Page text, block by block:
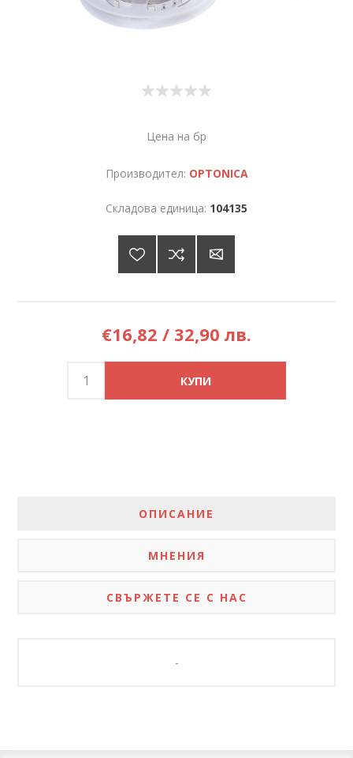
Цена на бр
Производител: OPTONICA
Складова единица: 104135
€16,82 / 32,90 лв.
ОПИСАНИЕ
МНЕНИЯ
СВЪРЖЕТЕ СЕ С НАС
-